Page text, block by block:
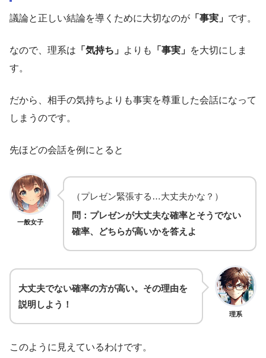
議論と正しい結論を導くために大切なのが 「事実」 です。
なので、理系は 「気持ち」 よりも 「事実」 を大切にしま
す。
だから、相手の気持ちよりも事実を尊重した会話になって
しまうのです。
先ほどの会話を例にとると
一般女子
（プレゼン緊張する…大丈夫かな？）
問：プレゼンが大丈夫な確率とそうでない
確率、どちらが高いかを答えよ
理系
大丈夫でない確率の方が高い。その理由を
説明しよう！
このように見えているわけです。